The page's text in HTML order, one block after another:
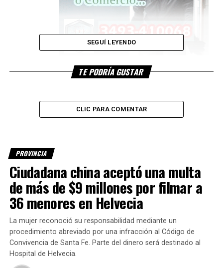
resbaladizas, a lo que se suma la niebla. La Agencia
Provincial de Seguridad Vial reporta que en el Centro
precaución en las trazas de la RP1; RP70; y algunos
sectores de la RP4. Si bien la visibilidad está reducida, no
En el Sur la niebla es más espesa y la visibilidad está
reducida a 100 o 150 metros. Los corredores más
complicados son RN33; RN7; Autopista Rosario-Córdoba,
y la vieja Ruta Nacional 9, que además está muy
deteriorada, por lo que recomiendan viajar con mucha
precaución.
Durante la
madrugada
SEGUÍ LEYENDO
TE PODRÍA GUSTAR
CLIC PARA COMENTAR
PROVINCIA
Ciudadana china aceptó una multa
de más de $9 millones por filmar a
36 menores en Helvecia
La mujer reconoció su responsabilidad mediante un
procedimiento abreviado por una infracción al Código de
Convivencia de Santa Fe. Parte del dinero será destinado al
Hospital de Helvecia.